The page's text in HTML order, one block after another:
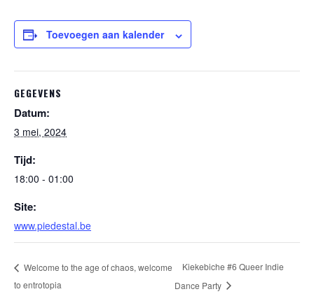
Toevoegen aan kalender
GEGEVENS
Datum:
3 mei, 2024
Tijd:
18:00 - 01:00
Site:
www.piedestal.be
Welcome to the age of chaos, welcome
to entrotopia
Kiekebiche #6 Queer Indie
Dance Party